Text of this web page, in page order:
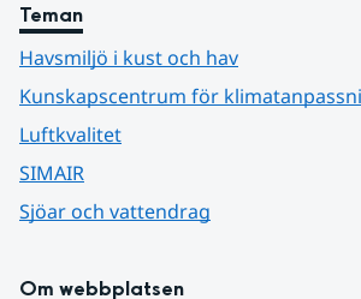
Teman
Havsmiljö i kust och hav
Kunskapscentrum för
Luftkvalitet
SIMAIR
Sjöar och vattendrag
Om webbplatsen